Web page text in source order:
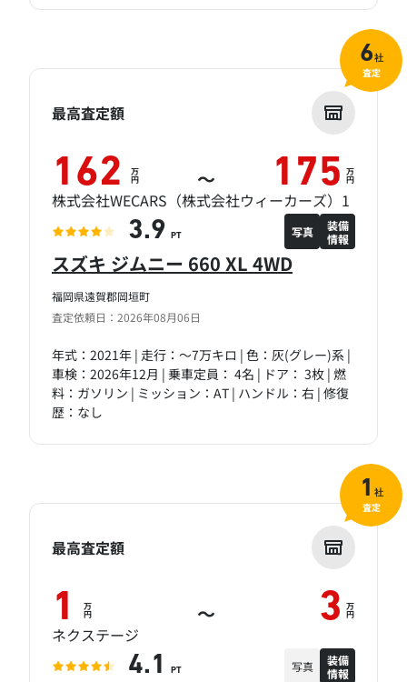
福岡県遠賀郡岡垣町
査定依頼日：2026年08月06日
スズキ ジムニー 660 XL 4WD
年式：2021年 | 走行：～7万キロ | 色：灰(グレー)系 |
車検：2026年12月 | 乗車定員： 4名 | ドア： 3枚 | 燃
料：ガソリン | ミッション：AT | ハンドル：右 | 修復
歴：なし
最高査定額
162 万
円 ～ 175 万
円
株式会社WECARS（株式会社ウィーカーズ）1
3.9 PT 写真
装備
情報
6社
査定
最高査定額
1 万
円 ～ 3 万
円
ネクステージ
4.1 PT 写真
装備
情報
1 社
査定